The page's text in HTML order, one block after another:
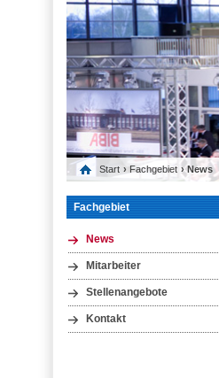
Start › Fachgebiet › News
Fachgebiet
News
Mitarbeiter
Stellenangebote
Kontakt